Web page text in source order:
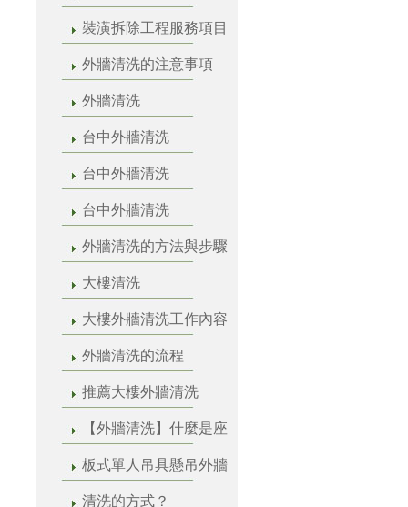
裝潢拆除工程服務項目
外牆清洗的注意事項
外牆清洗
台中外牆清洗
台中外牆清洗
台中外牆清洗
外牆清洗的方法與步驟
大樓清洗
大樓外牆清洗工作內容
外牆清洗的流程
推薦大樓外牆清洗
【外牆清洗】什麼是座
板式單人吊具懸吊外牆
清洗的方式？